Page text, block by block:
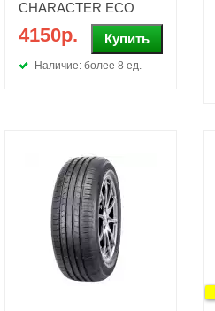
CHARACTER ECO
4150р.
Наличие: более 8 ед.